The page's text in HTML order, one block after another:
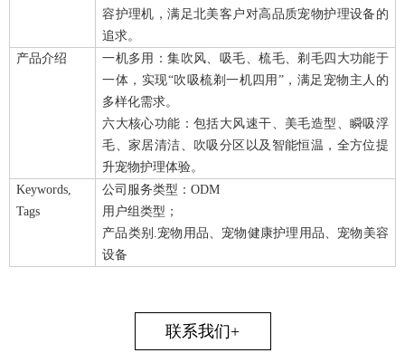
容护理机，满足北美客户对高品质宠物护理设备的
追求。
产品介绍
一机多用：集吹风、吸毛、梳毛、剃毛四大功能于
一体，实现“吹吸梳剃一机四用”，满足宠物主人的
多样化需求。
六大核心功能：包括大风速干、美毛造型、瞬吸浮
毛、家居清洁、吹吸分区以及智能恒温，全方位提
升宠物护理体验。
Keywords,
Tags
公司服务类型：ODM
用户组类型；
产品类别.宠物用品、宠物健康护理用品、宠物美容
设备
联系我们+